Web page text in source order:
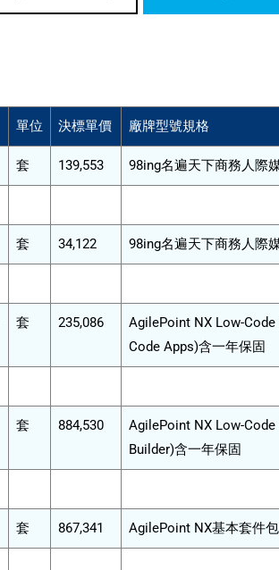
單位 決標單價 廠牌型號規格
套 139,553 98ing名遍天下商務人際
套 34,122 98ing名遍天下商務人際
套 235,086
AgilePoint NX Low-
Code Apps)含一年保固
套 884,530
AgilePoint NX Low-
Builder)含一年保固
套 867,341 AgilePoint NX基本套件